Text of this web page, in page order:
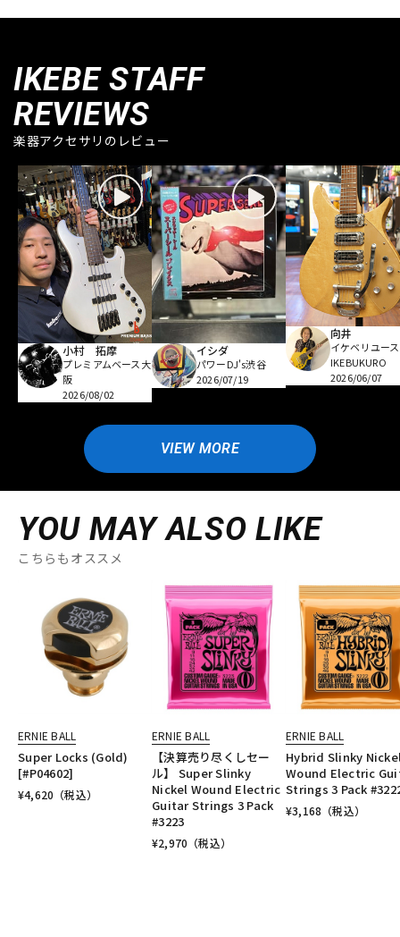
IKEBE STAFF
REVIEWS
楽器アクセサリのレビュー
小村 拓摩
プレミアムベース大
阪
2026/08/02
イシダ
パワーDJ's渋谷
2026/07/19
向井
イケベリユース
IKEBUKURO
2026/06/07
VIEW MORE
YOU MAY ALSO LIKE
こちらもオススメ
ERNIE BALL
Super Locks (Gold)
[#P04602]
¥4,620 （税込）
ERNIE BALL
【決算売り尽くしセー
ル】 Super Slinky
Nickel Wound Electric
Guitar Strings 3 Pack
#3223
¥2,970 （税込）
ERNIE BALL
Hybrid Slinky
Wound Electric
Strings 3 Pack
¥3,168 （税込）